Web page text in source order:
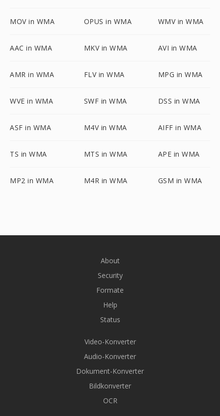
MOV in WMA OPUS in WMA WMV in WMA
AAC in WMA MKV in WMA AVI in WMA
AMR in WMA FLV in WMA MPG in WMA
WVE in WMA SWF in WMA DSS in WMA
ASF in WMA M4V in WMA AIFF in WMA
TS in WMA MTS in WMA APE in WMA
MP2 in WMA M4R in WMA GSM in WMA
About
Security
Formate
Help
Status
Video-Konverter
Audio-Konverter
Dokument-Konverter
Bildkonverter
OCR